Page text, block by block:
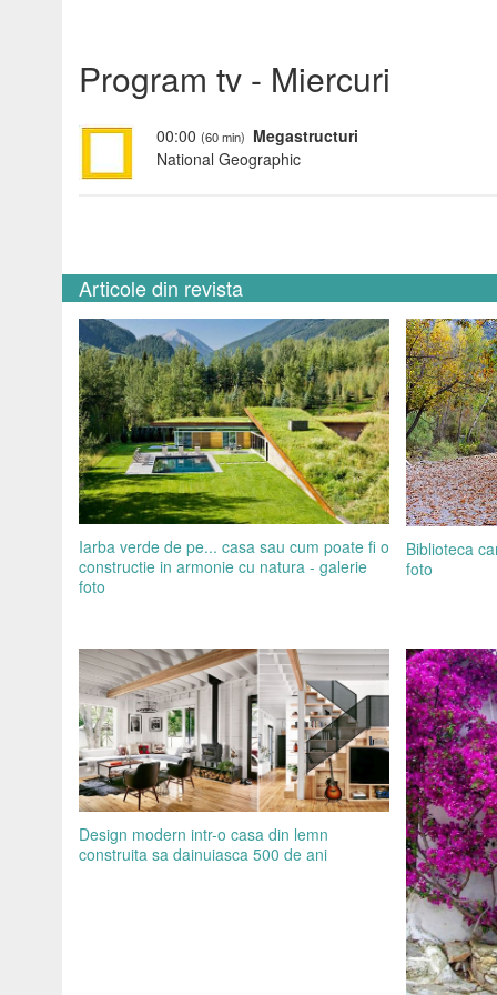
Program tv - Miercuri
00:00 (60 min) Megastructuri
National Geographic
Articole din revista
Iarba verde de pe... casa sau cum poate fi o
constructie in armonie cu natura - galerie
foto
Biblioteca
foto
Design modern intr-o casa din lemn
construita sa dainuiasca 500 de ani